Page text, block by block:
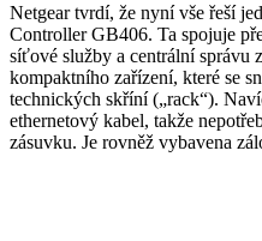
Netgear tvrdí, že nyní vše řeší
Controller GB406. Ta spojuje
síťové služby a centrální správu
kompaktního zařízení, které se
technických skříní („rack“).
ethernetový kabel, takže
zásuvku. Je rovněž vybavena